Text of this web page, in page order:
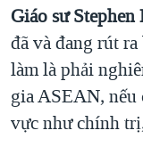
Giáo sư
đã và đang rút
làm là phải
gia ASEAN,
vực như chính